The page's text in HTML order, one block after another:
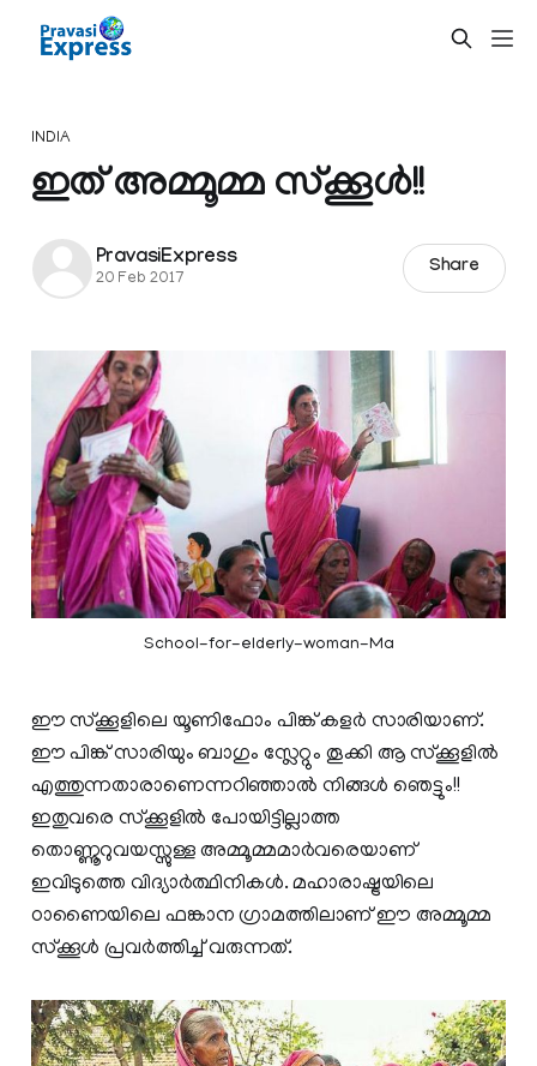
INDIA
ഇത് അമ്മൂമ്മ സ്ക്കൂൾ!!
PravasiExpress
20 Feb 2017
Share
School-for-elderly-woman-Ma
ഈ സ്ക്കൂളിലെ യൂണിഫോം പിങ്ക് കളർ സാരിയാണ്.
ഈ പിങ്ക് സാരിയും ബാഗും സ്ലേറ്റും തൂക്കി ആ സ്ക്കൂളിൽ
എത്തുന്നതാരാണെന്നറിഞ്ഞാൽ നിങ്ങൾ ഞെട്ടും!!
ഇതുവരെ സ്ക്കൂളിൽ പോയിട്ടില്ലാത്ത
തൊണ്ണൂറുവയസ്സുള്ള അമ്മൂമ്മമാർവരെയാണ്
ഇവിടുത്തെ വിദ്യാർത്ഥിനികൾ. മഹാരാഷ്ട്രയിലെ
ഠാണൈയിലെ ഫങ്കാന ഗ്രാമത്തിലാണ് ഈ അമ്മൂമ്മ
സ്ക്കൂൾ പ്രവർത്തിച്ച് വരുന്നത്.